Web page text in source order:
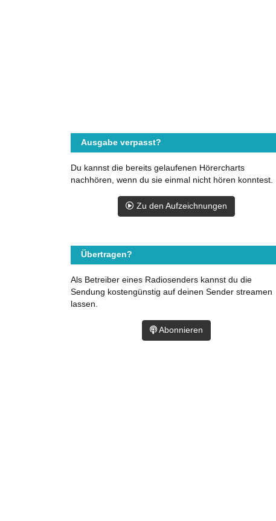
Ausgabe verpasst?
Du kannst die bereits gelaufenen Hörercharts
nachhören, wenn du sie einmal nicht hören konntest.
Zu den Aufzeichnungen
Übertragen?
Als Betreiber eines Radiosenders kannst du die
Sendung kostengünstig auf deinen Sender streamen
lassen.
Abonnieren